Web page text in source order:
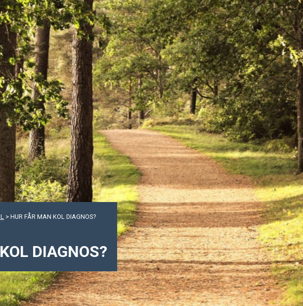
>HUR FÅR MAN KOL DIAGNOS?
DIAGNOS?